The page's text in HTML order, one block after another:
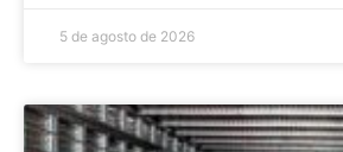
5 de agosto de 2026